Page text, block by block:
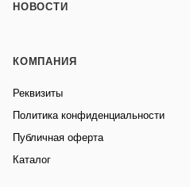
НОВОСТИ
КОМПАНИЯ
Реквизиты
Политика конфиденциальности
Публичная оферта
Каталог